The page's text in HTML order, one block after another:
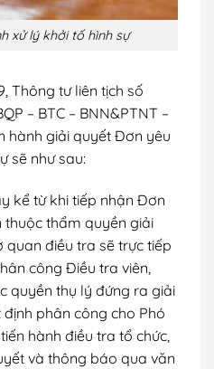
xử lý khởi tố hình sự
Thông tư liên tịch số
– BTC – BNN&PTNT –
hành giải quyết Đơn yêu
sẽ như sau:
kể từ khi tiếp nhận Đơn
thuộc thẩm quyền giải
quan điều tra sẽ trực tiếp
công Điều tra viên,
quyền thụ lý đứng ra giải
phân công cho Phó
hành điều tra tổ chức,
và thông báo qua văn